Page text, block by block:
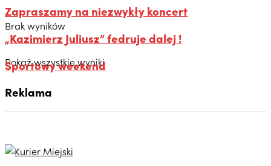
Brak wyników
Pokaż wszystkie wyniki
Zapraszamy na niezwykły koncert
„Kazimierz Juliusz” fedruje dalej !
Sportowy weekend
Reklama